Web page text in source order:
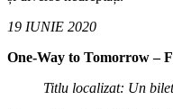
19 IUNIE 2020
One-Way to Tomorrow –
Titlu localizat: Un